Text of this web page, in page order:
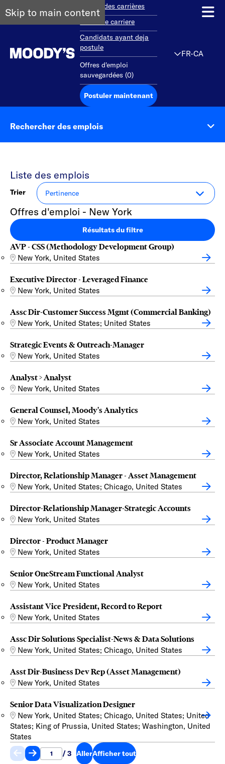
Skip to main contentAperçu des carrières
Debut de carriere
Candidats ayant deja
postule
Offres d'emploi
sauvegardées (0)
Postuler maintenant
FR-CA
Rechercher des emplois
Liste des emplois
Trier
Offres d'emploi - New York
Résultats du filtre
AVP - CSS (Methodology Development Group)
New York, United States
Executive Director - Leveraged Finance
New York, United States
Assc Dir-Customer Success Mgmt (Commercial Banking)
New York, United States; United States
Strategic Events & Outreach-Manager
New York, United States
Analyst > Analyst
New York, United States
General Counsel, Moody's Analytics
New York, United States
Sr Associate Account Management
New York, United States
Director, Relationship Manager - Asset Management
New York, United States; Chicago, United States
Director-Relationship Manager-Strategic Accounts
New York, United States
Director - Product Manager
New York, United States
Senior OneStream Functional Analyst
New York, United States
Assistant Vice President, Record to Report
New York, United States
Assc Dir Solutions Specialist-News & Data Solutions
New York, United States; Chicago, United States
Asst Dir-Business Dev Rep (Asset Management)
New York, United States
Senior Data Visualization Designer
New York, United States; Chicago, United States; United
States; King of Prussia, United States; Washington, United
States
/ 3 AllerAfficher tout